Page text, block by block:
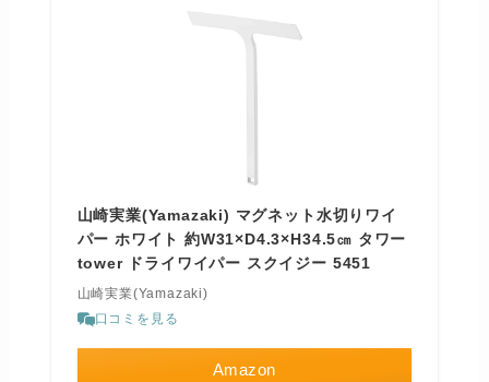
山崎実業(Yamazaki) マグネット水切りワイ
パー ホワイト 約W31×D4.3×H34.5㎝ タワー
tower ドライワイパー スクイジー 5451
山崎実業(Yamazaki)
口コミを見る
Amazon